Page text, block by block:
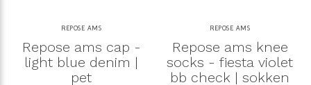
REPOSE AMS
Repose ams cap -
light blue denim |
pet
REPOSE AMS
Repose ams knee
socks - fiesta violet
bb check | sokken